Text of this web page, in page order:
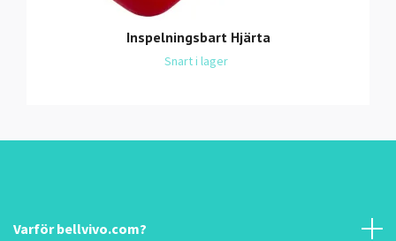
Inspelningsbart Hjärta
Snart i lager
Varför bellvivo.com?